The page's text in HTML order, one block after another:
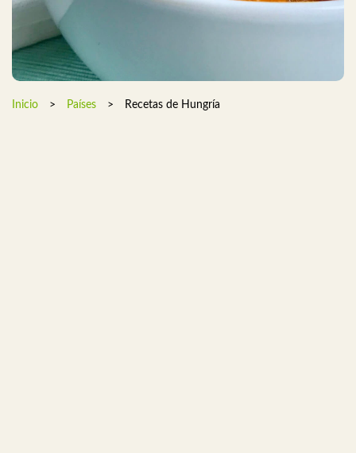
Inicio > Países > Recetas de Hungría